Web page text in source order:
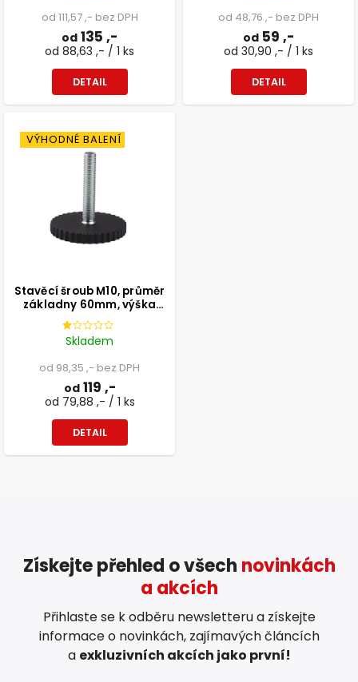
od 111,57 ,- bez DPH
od 135 ,-
od 88,63 ,- / 1 ks
DETAIL
od 48,76 ,- bez DPH
od 59 ,-
od 30,90 ,- / 1 ks
DETAIL
VÝHODNÉ BALENÍ
Stavěcí šroub M10, průměr
základny 60mm, výška
56mm, černý
Skladem
od 98,35 ,- bez DPH
od119 ,-
od 79,88 ,- / 1 ks
DETAIL
Získejte přehled o všech novinkách
a akcích
Přihlaste se k odběru newsletteru a získejte
informace o novinkách, zajímavých článcích
a exkluzivních akcích jako první!